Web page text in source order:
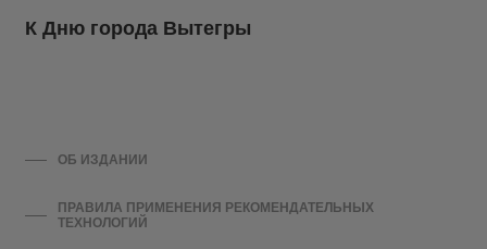
К Дню города Вытегры
ОБ ИЗДАНИИ
ПРАВИЛА ПРИМЕНЕНИЯ РЕКОМЕНДАТЕЛЬНЫХ
ТЕХНОЛОГИЙ